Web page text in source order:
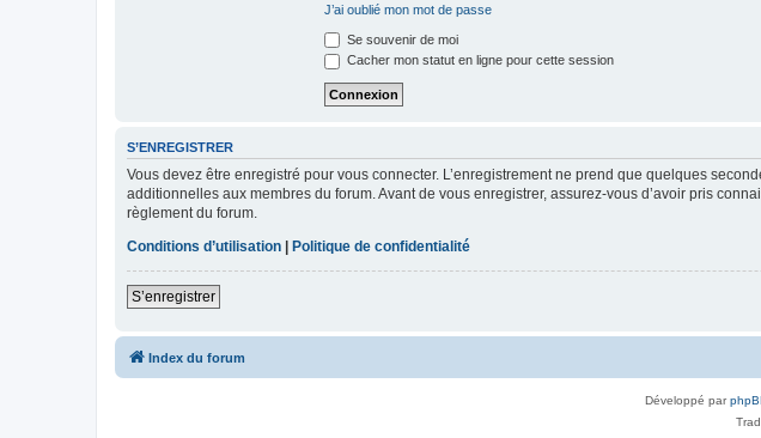
J’ai oublié mon mot de passe
Se souvenir de moi
Cacher mon statut en ligne pour cette session
S’ENREGISTRER
Vous devez être enregistré pour vous connecter. L’enregistrement ne prend que quelques
additionnelles aux membres du forum. Avant de vous enregistrer, assurez-vous d’avoir pris
règlement du forum.
Conditions d’utilisation
Politique de confidentialité
S’enregistrer
Index du forum
Développé par